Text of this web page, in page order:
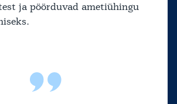
ja pöörduvad ametiühingu